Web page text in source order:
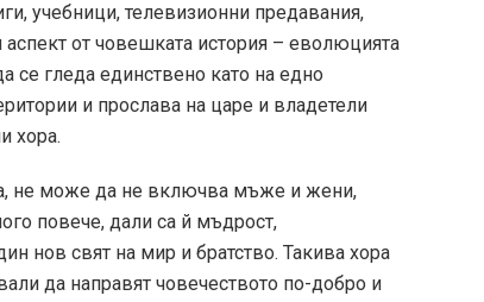
учебници, телевизионни предавания,
от човешката история – еволюцията
се гледа единствено като на едно
и прослава на царе и владетели
хора.
не може да не включва мъже и жени,
повече, дали са й мъдрост,
нов свят на мир и братство. Такива хора
да направят човечеството по-добро и